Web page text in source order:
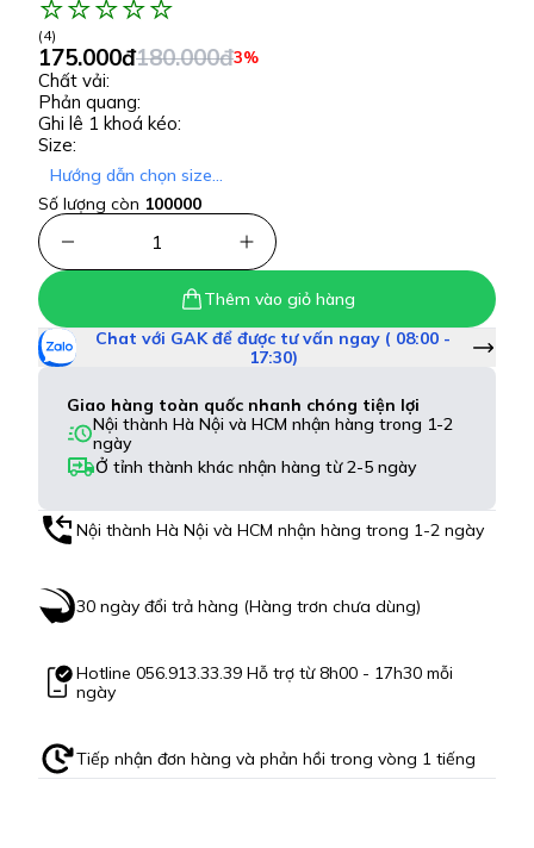
(4)
175.000đ180.000đ3%
Chất vải:
Phản quang:
Ghi lê 1 khoá kéo:
Size:
Hướng dẫn chọn size...
Số lượng còn 100000
1
Thêm vào giỏ hàng
Chat với GAK để được tư vấn ngay ( 08:00 -
17:30)
Giao hàng toàn quốc nhanh chóng tiện lợi
Nội thành Hà Nội và HCM nhận hàng trong 1-2
ngày
Ở tỉnh thành khác nhận hàng từ 2-5 ngày
Nội thành Hà Nội và HCM nhận hàng trong 1-2 ngày
30 ngày đổi trả hàng (Hàng trơn chưa dùng)
Hotline 056.913.33.39 Hỗ trợ từ 8h00 - 17h30 mỗi
ngày
Tiếp nhận đơn hàng và phản hồi trong vòng 1 tiếng